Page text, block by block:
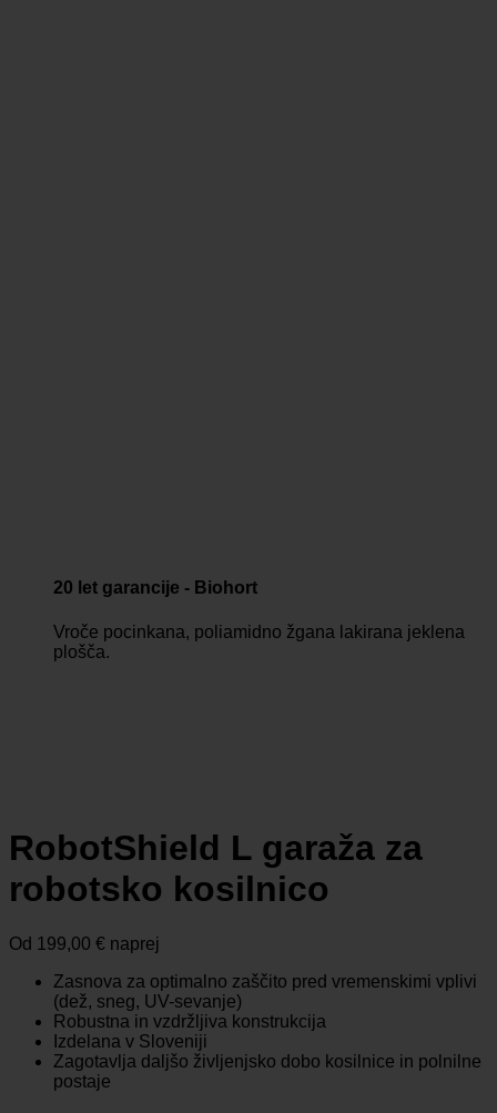
20 let garancije - Biohort
Vroče pocinkana, poliamidno žgana lakirana jeklena
plošča.
RobotShield L garaža za
robotsko kosilnico
Od 199,00 € naprej
Zasnova za optimalno zaščito pred vremenskimi vplivi
(dež, sneg, UV-sevanje)
Robustna in vzdržljiva konstrukcija
Izdelana v Sloveniji
Zagotavlja daljšo življenjsko dobo kosilnice in polnilne
postaje